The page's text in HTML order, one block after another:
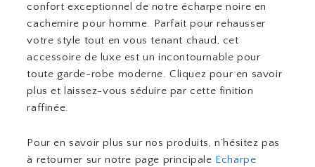
confort exceptionnel de notre écharpe noire en
cachemire pour homme. Parfait pour rehausser
votre style tout en vous tenant chaud, cet
accessoire de luxe est un incontournable pour
toute garde-robe moderne. Cliquez pour en savoir
plus et laissez-vous séduire par cette finition
raffinée.
Pour en savoir plus sur nos produits, n’hésitez pas
à retourner sur notre page principale Echarpe